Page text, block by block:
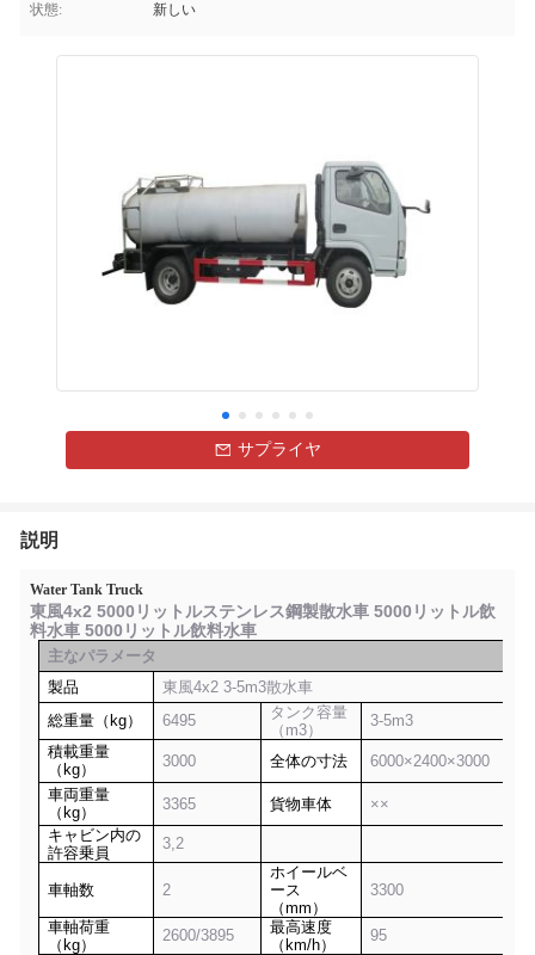
状態:
新しい
サプライヤ
説明
Water Tank Truck
東風4x2 5000リットルステンレス鋼製散水車 5000リットル飲
料水車 5000リットル飲料水車
主なパラメータ
製品
東風4x2 3-5m3散水車
総重量（kg）
6495
タンク容量
（m3）
3-5m3
積載重量
（kg）
3000 全体の寸法
6000×2400×3000
車両重量
（kg）
3365 貨物車体
××
キャビン内の
許容乗員
3,2
車軸数 2
ホイールベ
ース
（mm）
3300
車軸荷重
（kg）
2600/3895
最高速度
（km/h）
95